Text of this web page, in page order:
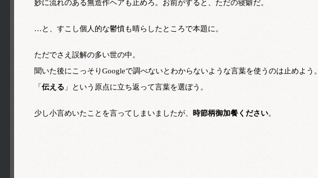
妙に流れのある無造作ヘアも止めろ。お前がすると、ただの寝癖だ。
…と、すこし個人的な鬱憤も晴らしたところで本題に。
ただでさえ誤解の多い世の中。
聞いた後にこっそりGoogleで調べないとわからないような言葉を使うのは止めよう。
「 伝える 」という原点に立ち返って言葉を選ぼう。
少し小言めいたことを言ってしまいましたが、 時節柄御加餐ください。